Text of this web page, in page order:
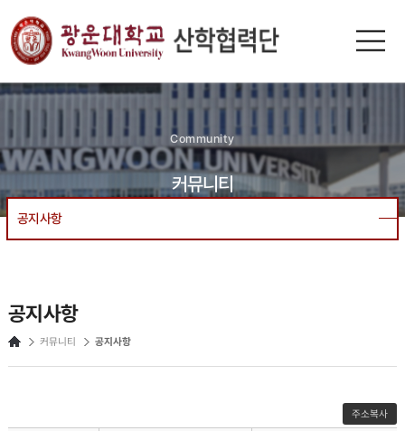
광운대
n-
Community
커뮤니티
공지사항
공지사항
커뮤니티 공지사항
주소복사